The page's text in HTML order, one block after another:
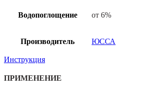
Водопоглощение от 6%
Производитель ЮССА
Инструкция
ПРИМЕНЕНИЕ